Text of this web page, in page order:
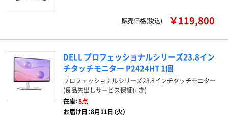
販売価格(税込) ￥119,800
DELL プロフェッショナルシリーズ23.8イン
チタッチモニター P2424HT 1個
プロフェッショナルシリーズ23.8インチタッチモニター
(良品先出しサービス保証付き)
在庫：8点
お届け日：8月11日（火）